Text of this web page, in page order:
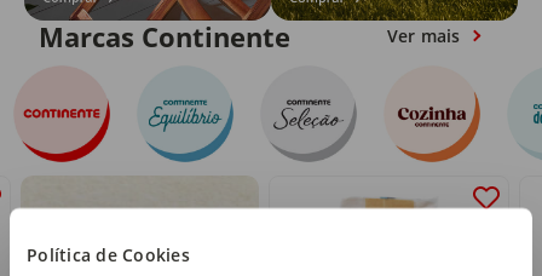
Política de Cookies
Marcas Continente Ver mais